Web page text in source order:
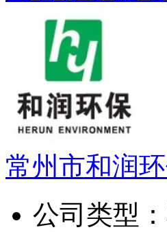
常州市和润
公司类型：